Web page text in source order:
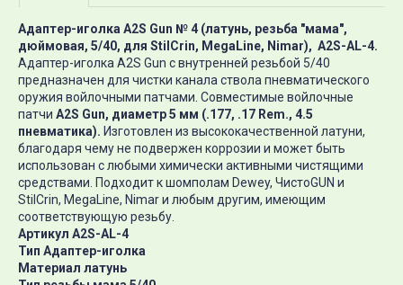
Адаптер-иголка A2S Gun № 4 (латунь, резьба "мама",
дюймовая, 5/40, для StilCrin, MegaLine, Nimar), A2S-AL-4.
Адаптер-иголка A2S Gun с внутренней резьбой 5/40
предназначен для чистки канала ствола пневматического
оружия войлочными патчами. Совместимые войлочные
патчи A2S Gun, диаметр 5 мм (.177, .17 Rem., 4.5
пневматика). Изготовлен из высококачественной латуни,
благодаря чему не подвержен коррозии и может быть
использован с любыми химически активными чистящими
средствами. Подходит к шомполам Dewey, ЧистоGUN и
StilCrin, MegaLine, Nimar и любым другим, имеющим
соответствующую резьбу.
Артикул A2S-AL-4
Тип Адаптер-иголка
Материал латунь